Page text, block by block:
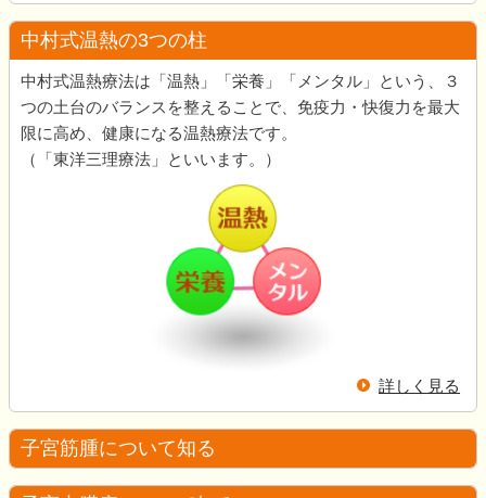
中村式温熱の3つの柱
中村式温熱療法は「温熱」「栄養」「メンタル」という、３
つの土台のバランスを整えることで、免疫力・快復力を最大
限に高め、健康になる温熱療法です。
（「東洋三理療法」といいます。）
詳しく見る
子宮筋腫について知る